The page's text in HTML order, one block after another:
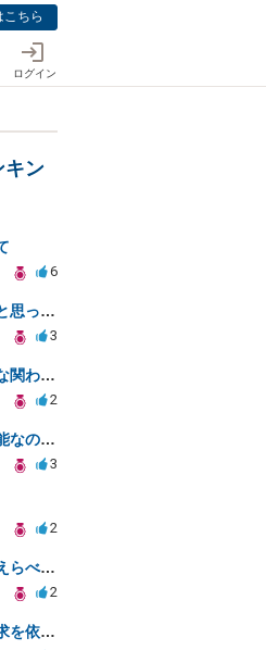
ちら
ログイン
キン
6
ダブル不倫・借金・手切れ金だと思っていたお金を1年後いまさら脅迫罪として通知書が来てまとめて請求
3
患者と主治医の関係性での性的な関わりからのトラブル
2
名字と名前を変更することは可能なのか？
3
2
名字の変更で両親の名字以外をえらべるのか？
2
弁護士に浮気相手への慰謝料請求を依頼する費用相場は？